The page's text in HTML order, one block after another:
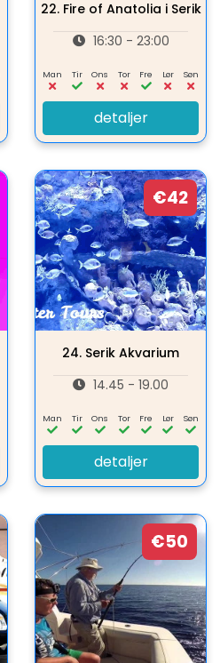
22. Fire of Anatolia i Serik
16:30 - 23:00
Man Tir Ons Tor Fre Lør Søn
detaljer
€42
24. Serik Akvarium
14.45 - 19.00
Man Tir Ons Tor Fre Lør Søn
detaljer
€50